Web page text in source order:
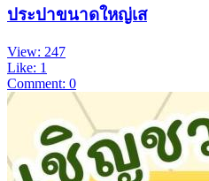
ประปาขนาดใหญ่เส
View: 247
Like: 1
Comment: 0